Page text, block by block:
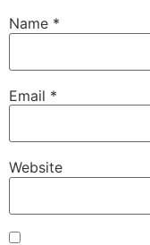
Name *
Email *
Website